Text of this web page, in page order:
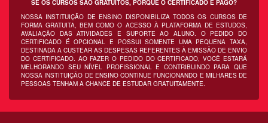
SE OS CURSOS SÃO GRATUITOS, PORQUE O CERTIFICADO É PAGO?
NOSSA INSTITUIÇÃO DE ENSINO DISPONIBILIZA TODOS OS CURSOS DE
FORMA GRATUITA, BEM COMO O ACESSO À PLATAFORMA DE ESTUDOS,
AVALIAÇÃO DAS ATIVIDADES E SUPORTE AO ALUNO. O PEDIDO DO
CERTIFICADO É OPCIONAL E POSSUI SOMENTE UMA PEQUENA TAXA,
DESTINADA A CUSTEAR AS DESPESAS REFERENTES À EMISSÃO DE ENVIO
DO CERTIFICADO. AO FAZER O PEDIDO DO CERTIFICADO, VOCÊ ESTARÁ
MELHORANDO SEU NÍVEL PROFISSIONAL E CONTRIBUINDO PARA QUE
NOSSA INSTITUIÇÃO DE ENSINO CONTINUE FUNCIONANDO E MILHARES DE
PESSOAS TENHAM A CHANCE DE ESTUDAR GRATUITAMENTE.